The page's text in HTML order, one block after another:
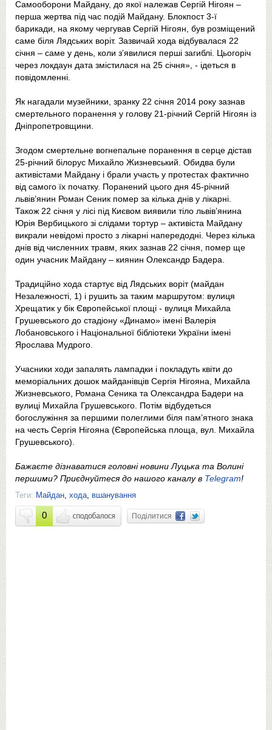
Самооборони Майдану, до якої належав Сергій Нігоян –
перша жертва під час подій Майдану. Блокпост 3-ї
барикади, на якому чергував Сергій Нігоян, був розміщений
саме біля Лядських воріт. Зазвичай хода відбувалася 22
січня – саме у день, коли з’явилися перші загиблі. Цьогоріч
через локдаун дата змістилася на 25 січня», - ідеться в
повідомленні.
Як нагадали музейники, зранку 22 січня 2014 року зазнав
смертельного поранення у голову 21-річний Сергій Нігоян із
Дніпропетровщини.
Згодом смертельне вогнепальне поранення в серце дістав
25-річний білорус Михайло Жизневський. Обидва були
активістами Майдану і брали участь у протестах фактично
від самого їх початку. Поранений цього дня 45-річний
львів’янин Роман Сеник помер за кілька днів у лікарні.
Також 22 січня у лісі під Києвом виявили тіло львів’янина
Юрія Вербицького зі слідами тортур – активіста Майдану
викрали невідомі просто з лікарні напередодні. Через кілька
днів від численних травм, яких зазнав 22 січня, помер ще
один учасник Майдану – киянин Олександр Бадера.
Традиційно хода стартує від Лядських воріт (майдан
Незалежності, 1) і рушить за таким маршрутом: вулиця
Хрещатик у бік Європейської площі - вулиця Михайла
Грушевського до стадіону «Динамо» імені Валерія
Лобановського і Національної бібліотеки України імені
Ярослава Мудрого.
Учасники ходи запалять лампадки і покладуть квіти до
меморіальних дошок майданівців Сергія Нігояна, Михайла
Жизневського, Романа Сеника та Олександра Бадери на
вулиці Михайла Грушевського. Потім відбудеться
богослужіння за першими полеглими біля пам’ятного знака
на честь Сергія Нігояна (Європейська площа, вул. Михайла
Грушевського).
Бажаєте дізнаватися головні новини Луцька та Волині
першими? Приєднуйтеся до нашого каналу в Telegram!
Теги: Майдан, хода, вшанування
0 Поділитися